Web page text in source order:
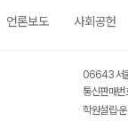
언론보도 사회공헌
06643 서
통신판매
학원설립·